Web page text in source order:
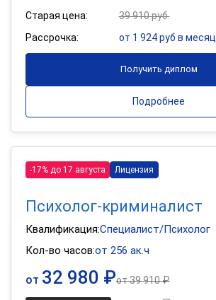
Старая цена:
39 910 руб.
Рассрочка:
от 1 924 руб в месяц
Получить диплом
Подробнее
-17% до 17 августа Лицензия
Психолог-криминалист
Квалификация:Специалист/Психолог
Кол-во часов:от 256 ак.ч
от 32 980 ₽от39 910 ₽